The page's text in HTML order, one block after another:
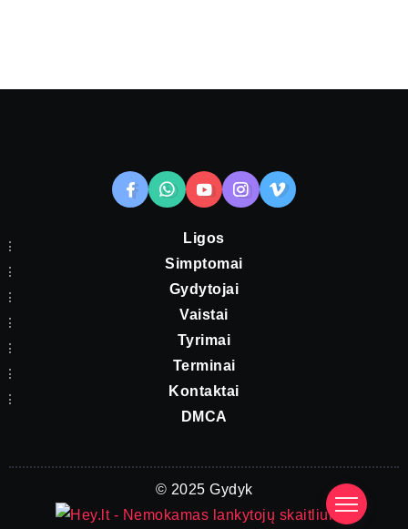
Ligos
Simptomai
Gydytojai
Vaistai
Tyrimai
Terminai
Kontaktai
DMCA
© 2025 Gydyk